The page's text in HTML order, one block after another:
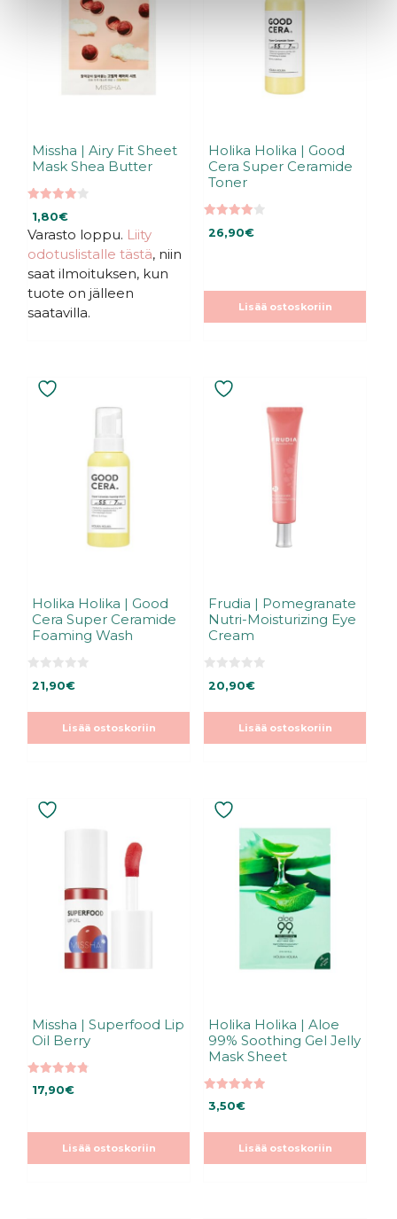
Missha | Airy Fit Sheet
Mask Shea Butter
5:stä
1,80€
Varasto loppu. Liity
odotuslistalle tästä, niin
saat ilmoituksen, kun
tuote on jälleen
saatavilla.
Holika Holika | Good
Cera Super Ceramide
Toner
5:stä
26,90€
Lisää ostoskoriin
Holika Holika | Good
Cera Super Ceramide
Foaming Wash
5
s
21,90€
Lisää ostoskoriin
Frudia | Pomegranate
Nutri-Moisturizing Eye
Cream
5
s
20,90€
Lisää ostoskoriin
Missha | Superfood Lip
Oil Berry
4.80
5:stä
17,90€
Lisää ostoskoriin
Holika Holika | Aloe
99% Soothing Gel Jelly
Mask Sheet
5.00
5:stä
3,50€
Lisää ostoskoriin